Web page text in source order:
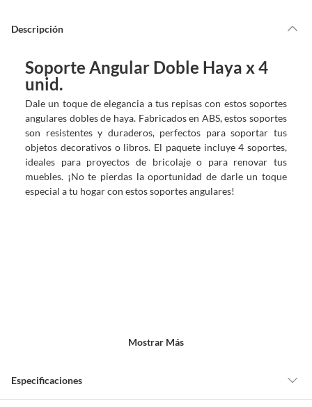
Descripción
Soporte Angular Doble Haya x 4
unid.
Dale un toque de elegancia a tus repisas con estos soportes
angulares dobles de haya. Fabricados en ABS, estos soportes
son resistentes y duraderos, perfectos para soportar tus
objetos decorativos o libros. El paquete incluye 4 soportes,
ideales para proyectos de bricolaje o para renovar tus
muebles. ¡No te pierdas la oportunidad de darle un toque
especial a tu hogar con estos soportes angulares!
Mostrar Más
Especificaciones